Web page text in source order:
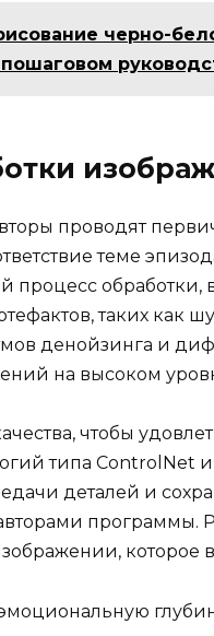
черно-
проводят
теме
процесс
таких как
денойзинга и
на высоком
чтобы
типа ControlNet
деталей и
программы.
которое